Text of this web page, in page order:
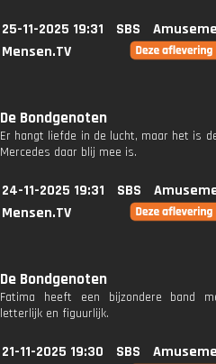
25-11-2025 19:31 SBS
Mensen.TV
De Bondgenoten
Er hangt liefde in de lucht, maar het is
Mercedes daar blij mee is.
24-11-2025 19:31 SBS
Mensen.TV
De Bondgenoten
Fatima heeft een bijzondere band
letterlijk en figuurlijk.
21-11-2025 19:30 SBS